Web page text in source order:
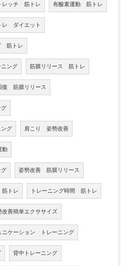
レッチ 筋トレ 有酸素運動 筋トレ
レ ダイエット
筋トレ
ング 筋膜リリース 筋トレ
復 筋膜リリース
グ 肩こり 姿勢改善
動
姿勢改善 筋膜リリース
トレ トレーニング時間 筋トレ
改善簡単エクササイズ
ニケーション トレーニング
背中トレーニング